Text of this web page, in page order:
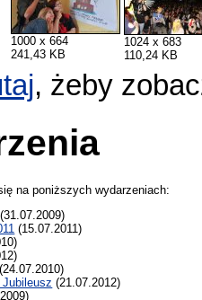
1000 x 664
241,43 KB
1024 x 683
110,24 KB
, żeby
na poniższych wydarzeniach:
(31.07.2009)
(15.07.2011)
(24.07.2010)
Jubileusz (21.07.2012)